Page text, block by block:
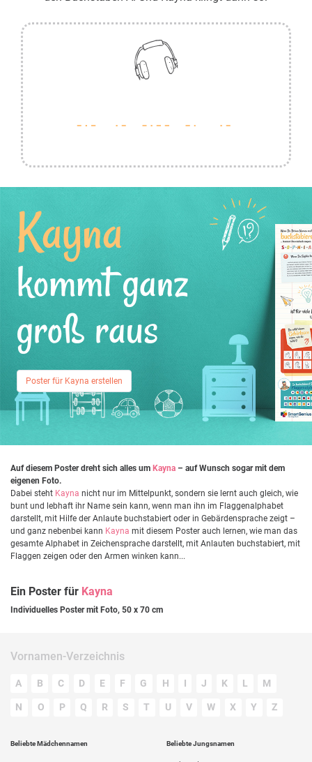
Kayna
kommt ganz
groß raus
Poster für Kayna erstellen
Auf diesem Poster dreht sich alles um Kayna – auf Wunsch sogar mit dem
eigenen Foto.
Dabei steht Kayna nicht nur im Mittelpunkt, sondern sie lernt auch gleich, wie
bunt und lebhaft ihr Name sein kann, wenn man ihn im Flaggenalphabet
darstellt, mit Hilfe der Anlaute buchstabiert oder in Gebärdensprache zeigt –
und ganz nebenbei kann Kayna mit diesem Poster auch lernen, wie man das
gesamte Alphabet in Zeichensprache darstellt, mit Anlauten buchstabiert, mit
Flaggen zeigen oder den Armen winken kann...
Ein Poster für Kayna
Individuelles Poster mit Foto, 50 x 70 cm
Vornamen-Verzeichnis
A B C D E F G H I J K L M
N O P Q R S T U V W X Y Z
Beliebte Mädchennamen Beliebte Jungsnamen